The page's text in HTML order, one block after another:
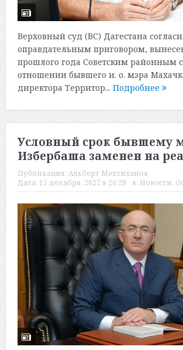
Верховный суд (ВС) Дагестана
оправдательным приговором,
прошлого года Советским районным
отношении бывшего и. о. мэра
директора Территор... Подробнее
Условный срок бывшему
Избербаша заменен на
Публикация: Альберт Мехтиханов
Дата: 15 декабря, 2022 в 20:28 в: Новости,